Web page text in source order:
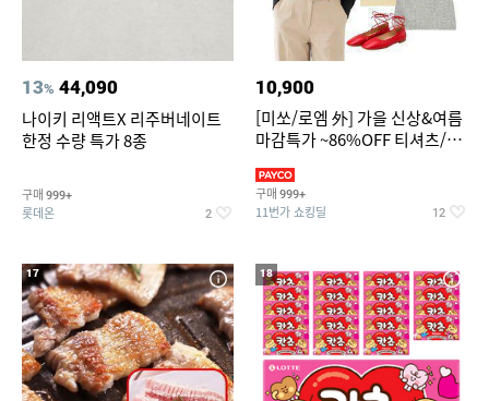
13% 44,090
나이키 리액트X 리주버네이트
한정 수량 특가 8종
구매 999+
롯데온 2
10,900
[미쏘/로엠 外] 가을 신상&여름
마감특가 ~86%OFF 티셔츠/슬
구매 999+
11번가 쇼킹딜 12
17 18